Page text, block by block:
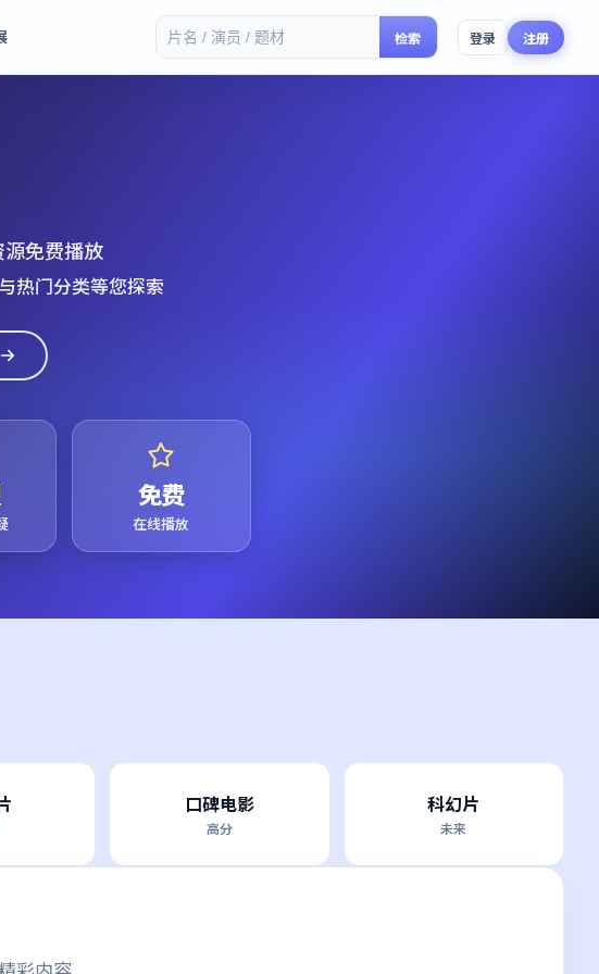
检索 登录 注册
免费播放
热门分类等您探索
免费
在线播放
口碑电影
高分
科幻片
未来